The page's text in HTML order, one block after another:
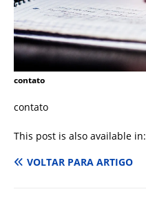
contato
contato
This post is also available in:
VOLTAR PARA ARTIGO